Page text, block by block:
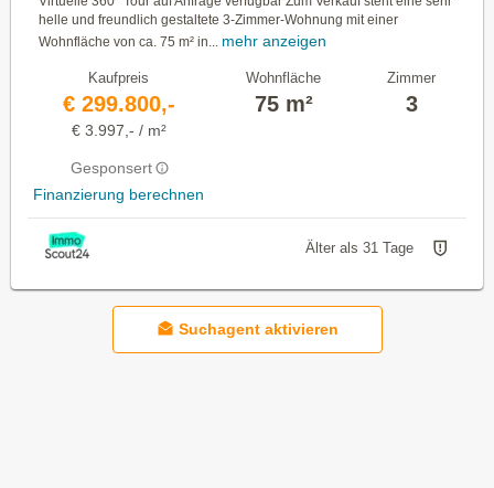
helle und freundlich gestaltete 3-Zimmer-Wohnung mit einer
Wohnfläche von ca. 75 m² in...
mehr anzeigen
Kaufpreis
€ 299.800,-
€ 3.997,- / m²
Gesponsert
Finanzierung berechnen
Wohnfläche
75 m²
Zimmer
3
Älter als 31 Tage
Suchagent aktivieren